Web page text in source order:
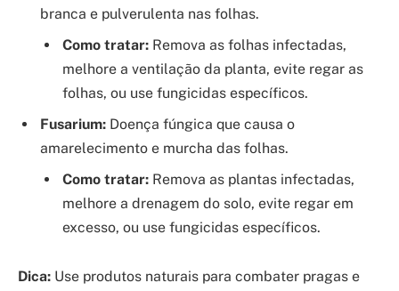
branca e pulverulenta nas folhas.
Como tratar: Remova as folhas infectadas,
melhore a ventilação da planta, evite regar as
folhas, ou use fungicidas específicos.
Fusarium: Doença fúngica que causa o
amarelecimento e murcha das folhas.
Como tratar: Remova as plantas infectadas,
melhore a drenagem do solo, evite regar em
excesso, ou use fungicidas específicos.
Dica: Use produtos naturais para combater pragas e